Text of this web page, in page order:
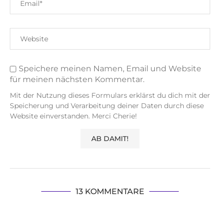
Speichere meinen Namen, Email und Website
für meinen nächsten Kommentar.
Mit der Nutzung dieses Formulars erklärst du dich mit der
Speicherung und Verarbeitung deiner Daten durch diese
Website einverstanden. Merci Cherie!
13 KOMMENTARE